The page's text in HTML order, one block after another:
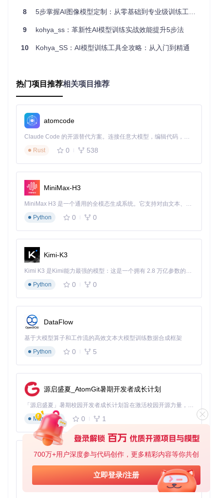
700万+用户深度参与代码创作，更多精彩内容等你共创
立即登录/注册
Linux用户 ：对于Linux系统的用户，本地安装步骤如
git clone
云端解决方案
Colab：如果你没有强大的本地GPU设备，Colab提供了
免费的浏览器训练环境，无需本地安装。
Runpod
适合对训练稳定性要求较高的用户。
Docker ：容器化部署方式，适合开发者进行更灵活的环
实践路径：训练流程的"问题-方案"对照
方案：正确的数据集结构是训练成功的关键。合理组织图像和
标签文件，例如：
images/
├── 30_cat/
│   ├── image1.txt
│   └── image2.png
└── 40_dog/
    ├── dog1.jpg
在这个结构中，每个子文件夹代表一个类别，里面包含该类别
的图像文件和对应的标签文件。标签文件中应包含图像的描述
信息，有助于模型学习。
问题2：如何选择合适的训练方法？
方案：根据不同的需求选择训练方法。LoRA训练适用于快速
特艺术风格，微调训练可针对特定数据集优化模型性能，SDX
L训练支持最新SDXL模型的高级训练。
问题3：如何配置训练参数以获得最佳效果？
方案：使用
的示例：
model_dir = "C:/stable-diffusion/models"
lora_model_dir
= "C:/stable-diffusion/models/Lora"
output_dir =
learning_rate = 0.0001
在配置时，可参考以下参数对比表格选择合适的配置方案：
8 5步掌握AI图像模型定制：从零基础到专业级训练工具实战
9 kohya_ss：革新性AI模型训练实战效能提升5步法
10 Kohya_SS：AI模型训练工具全攻略：从入门到精通
热门项目推荐相关项目推荐
atomcode
Claude Code 的开源替代方案。连接任意大模型，编辑代码，运行命令，自动验证 — 全自动执行。用 Rust 构建，极致性能。 ｜ An open-source alternative to Claude Code. Connect any LLM, edit code, run commands, and verify changes — autonomously. Built in Rust for speed. Get Started
Rust
0 538
MiniMax-H3
MiniMax H3 是一个通用的全模态生成系统。它支持对由文本、图像、视频和音频组成的多模态上下文进行统一理解，并能生成分辨率高达 2K、时长可达 15 秒的带原生立体声音频的视频。得益于面向任务泛化的系统设计，H3 在预训练阶段就已具备广泛的多模态上下文理解与生成能力，能够出色地执行复杂的多模态指令。
Python
0 0
Kimi-K3
Kimi K3 是Kimi能力最强的模型：这是一个拥有 2.8 万亿参数的混合专家（MoE）模型，具备原生视觉理解能力，并支持 100 万 token 的上下文窗口。
Python
0 0
DataFlow
基于大模型算子和工作流的高效文本大模型训练数据合成框架
Python
0 5
源启盛夏_AtomGit暑期开发者成长计划
「源启盛夏」暑期校园开发者成长计划旨在激活校园开源力量，通过积分激励、认证扶持、资源倾斜等形式，引导高校组织和开发者完成「入驻 — 建项目 — 做贡献 — 获认证 — 得资源」的完整闭环。无论你是想带领社团入驻平台的组织者，还是希望用代码贡献证明自己的开发者，都能在这里找到属于你的成长路径。
Markdown
0 1
py-xiaozhi
基于Python的Xiaozhi AI，适用于想要完整Xiaozhi体验而无需拥有专用硬件的用户。
Python
0 1